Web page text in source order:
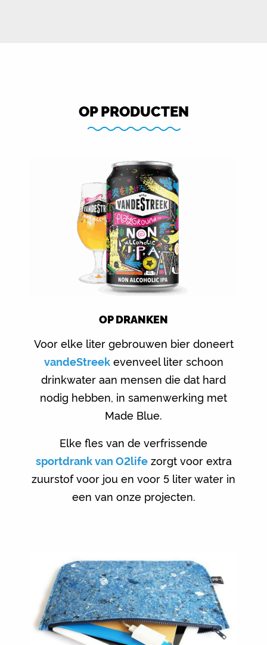
OP PRODUCTEN
OP DRANKEN
Voor elke liter gebrouwen bier doneert
vandeStreekevenveel liter schoon
drinkwater aan mensen die dat hard
nodig hebben, in samenwerking met
Made Blue.
Elke fles van de verfrissende
sportdrank van O2lifezorgt voor extra
zuurstof voor jou en voor 5 liter water in
een van onze projecten.